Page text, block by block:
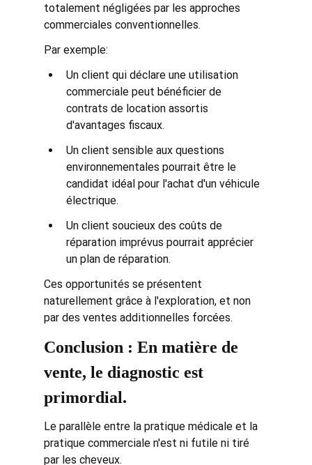
totalement négligées par les approches
commerciales conventionnelles.
Par exemple:
Un client qui déclare une utilisation
commerciale peut bénéficier de
contrats de location assortis
d'avantages fiscaux.
Un client sensible aux questions
environnementales pourrait être le
candidat idéal pour l'achat d'un véhicule
électrique.
Un client soucieux des coûts de
réparation imprévus pourrait apprécier
un plan de réparation.
Ces opportunités se présentent
naturellement grâce à l'exploration, et non
par des ventes additionnelles forcées.
Conclusion : En matière de
vente, le diagnostic est
primordial.
Le parallèle entre la pratique médicale et la
pratique commerciale n'est ni futile ni tiré
par les cheveux.